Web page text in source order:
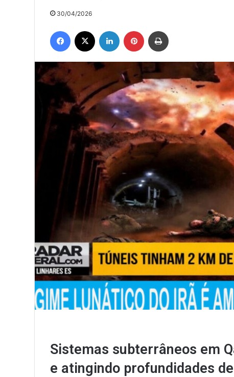
30/04/2026
Facebook Linkedin Pinterest
Sistemas subterrâneos em
e atingindo profundidades